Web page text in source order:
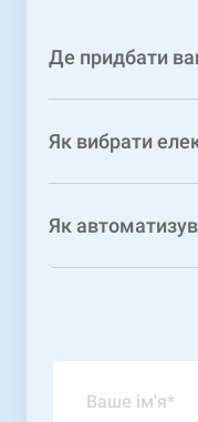
Де придбати
Як вибрати
Як